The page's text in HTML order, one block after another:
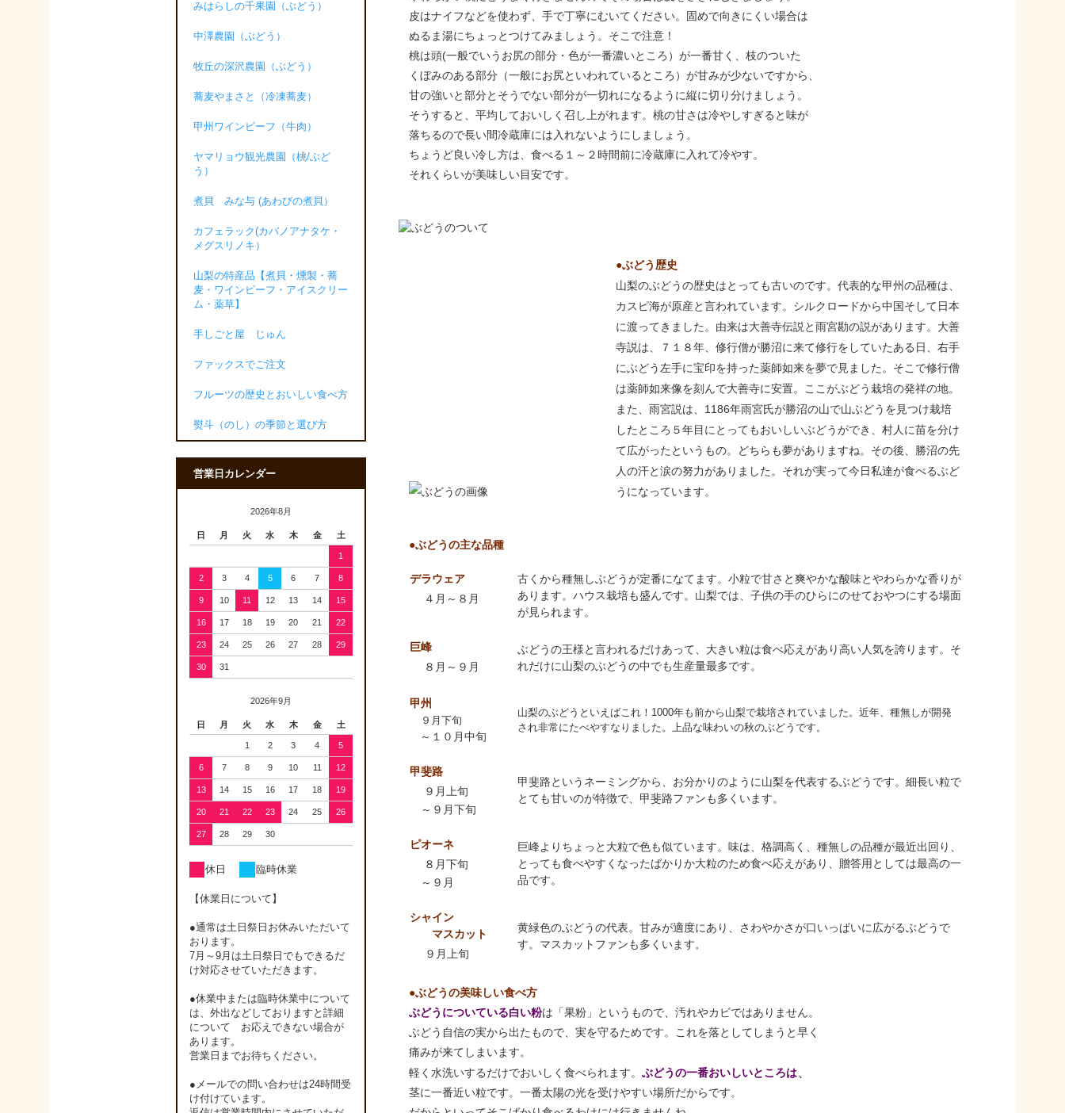
皮はナイフなどを使わず、手で丁寧にむいてください。固めで向きにくい場合は
ぬるま湯にちょっとつけてみましょう。そこで注意！
桃は頭(一般でいうお尻の部分・色が一番濃いところ）が一番甘く、枝のついた
くぼみのある部分（一般にお尻といわれているところ）が甘みが少ないですから、
甘の強いと部分とそうでない部分が一切れになるように縦に切り分けましょう。
そうすると、平均しておいしく召し上がれます。桃の甘さは冷やしすぎると味が
落ちるので長い間冷蔵庫には入れないようにしましょう。
ちょうど良い冷し方は、食べる１～２時間前に冷蔵庫に入れて冷やす。
それくらいが美味しい目安です。
●ぶどう歴史
山梨のぶどうの歴史はとっても古いのです。代表的な甲州の品種は、
カスピ海が原産と言われています。シルクロードから中国そして日本
に渡ってきました。由来は大善寺伝説と雨宮勘の説があります。大善
寺説は、７１８年、修行僧が勝沼に来て修行をしていたある日、右手
にぶどう左手に宝印を持った薬師如来を夢で見ました。そこで修行僧
は薬師如来像を刻んで大善寺に安置。ここがぶどう栽培の発祥の地。
また、雨宮説は、1186年雨宮氏が勝沼の山で山ぶどうを見つけ栽培
したところ５年目にとってもおいしいぶどうができ、村人に苗を分け
て広がったというもの。どちらも夢がありますね。その後、勝沼の先
人の汗と涙の努力がありました。それが実って今日私達が食べるぶど
うになっています。
●ぶどうの主な品種
デラウェア
４月～８月
古くから種無しぶどうが定番になてます。小粒で甘さと爽やかな酸味とやわらかな香りが
あります。ハウス栽培も盛んです。山梨では、子供の手のひらにのせておやつにする場面
が見られます。
巨峰
８月～９月
ぶどうの王様と言われるだけあって、大きい粒は食べ応えがあり高い人気を誇ります。そ
れだけに山梨のぶどうの中でも生産量最多です。
甲州
９月下旬
～１０月中旬
山梨のぶどうといえばこれ！1000年も前から山梨で栽培されていました。近年、種無しが開発
され非常にたべやすなりました。上品な味わいの秋のぶどうです。
甲斐路
９月上旬
～９月下旬
甲斐路というネーミングから、お分かりのように山梨を代表するぶどうです。細長い粒で
とても甘いのが特徴で、甲斐路ファンも多くいます。
ピオーネ
８月下旬
～９月
巨峰よりちょっと大粒で色も似ています。味は、格調高く、種無しの品種が最近出回り、
とっても食べやすくなったばかりか大粒のため食べ応えがあり、贈答用としては最高の一
品です。
シャイン
マスカット
９月上旬
黄緑色のぶどうの代表。甘みが適度にあり、さわやかさが口いっぱいに広がるぶどうで
す。マスカットファンも多くいます。
●ぶどうの美味しい食べ方
ぶどうについている白い粉は「果粉」というもので、汚れやカビではありません。
ぶどう自信の実から出たもので、実を守るためです。これを落としてしまうと早く
痛みが来てしまいます。
軽く水洗いするだけでおいしく食べられます。 ぶどうの一番おいしいところは、
茎に一番近い粒です。一番太陽の光を受けやすい場所だからです。
みはらしの千果園（ぶどう）
中澤農園（ぶどう）
牧丘の深沢農園（ぶどう）
蕎麦やまさと（冷凍蕎麦）
甲州ワインビーフ（牛肉）
ヤマリョウ観光農園（桃/ぶど
う）
煮貝 みな与 (あわびの煮貝）
カフェラック(カバノアナタケ・
メグスリノキ）
山梨の特産品【煮貝・燻製・蕎
麦・ワインビーフ・アイスクリー
ム・薬草】
手しごと屋 じゅん
ファックスでご注文
フルーツの歴史とおいしい食べ方
熨斗（のし）の季節と選び方
営業日カレンダー
2026年8月
日 月 火 水 木 金 土
1
2 3 4 5 6 7 8
9 10 11 12 13 14 15
16 17 18 19 20 21 22
23 24 25 26 27 28 29
30 31
2026年9月
日 月 火 水 木 金 土
1 2 3 4 5
6 7 8 9 10 11 12
13 14 15 16 17 18 19
20 21 22 23 24 25 26
27 28 29 30
休日 臨時休業
【休業日について】
●通常は土日祭日お休みいただいて
おります。
7月～9月は土日祭日でもできるだ
け対応させていただきます。
●休業中または臨時休業中について
は、外出などしておりますと詳細
について お応えできない場合が
あります。
営業日までお待ちください。
●メールでの問い合わせは24時間受
け付けています。